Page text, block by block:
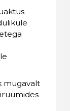
mugavalt